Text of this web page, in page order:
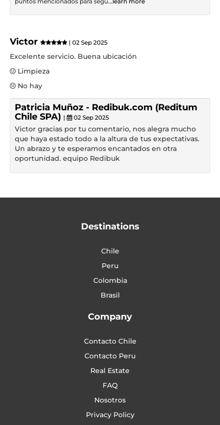
Victor | 02 Sep 2025
Excelente servicio. Buena ubicación
Limpieza
No hay
Patricia Muñoz - Redibuk.com (Reditum
Chile SPA) | 02 Sep 2025
Victor gracias por tu comentario, nos alegra mucho
que haya estado todo a la altura de tus expectativas.
Un abrazo y te esperamos encantados en otra
oportunidad. equipo Redibuk
Destinations
Chile
Peru
Colombia
Brasil
Company
Contacto Chile
Contacto Peru
Real Estate
FAQ
Nosotros
Privacy Policy